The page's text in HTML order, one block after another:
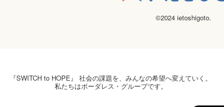
©2024 ietoshigoto.
『SWITCH to HOPE』 社会の課題を、みんなの希望へ変えていく。
私たちはボーダレス・グループです。